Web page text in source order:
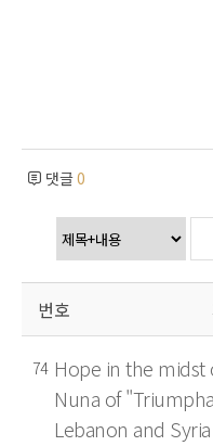
댓글0
번호
74 Hope in the midst
Nuna of
Lebanon and Syria